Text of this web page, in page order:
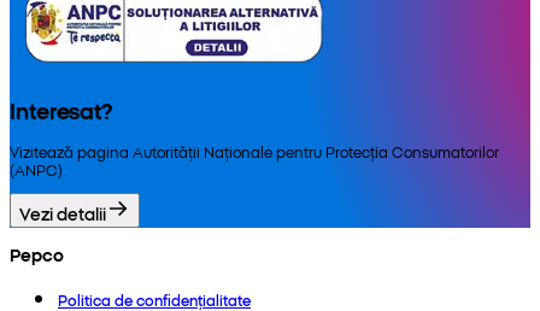
Interesat?
Vizitează pagina Autorității Naționale pentru Protecția Consumatorilor
(ANPC).
Vezi detalii
Pepco
Politica de confidențialitate